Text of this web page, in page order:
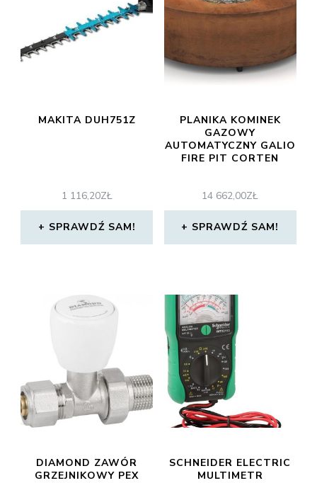
MAKITA DUH751Z
1 116,20ZŁ
SPRAWDŹ SAM!
PLANIKA KOMINEK
GAZOWY
AUTOMATYCZNY GALIO
FIRE PIT CORTEN
14 662,00ZŁ
SPRAWDŹ SAM!
DIAMOND ZAWÓR
GRZEJNIKOWY PEX
SCHNEIDER ELECTRIC
MULTIMETR